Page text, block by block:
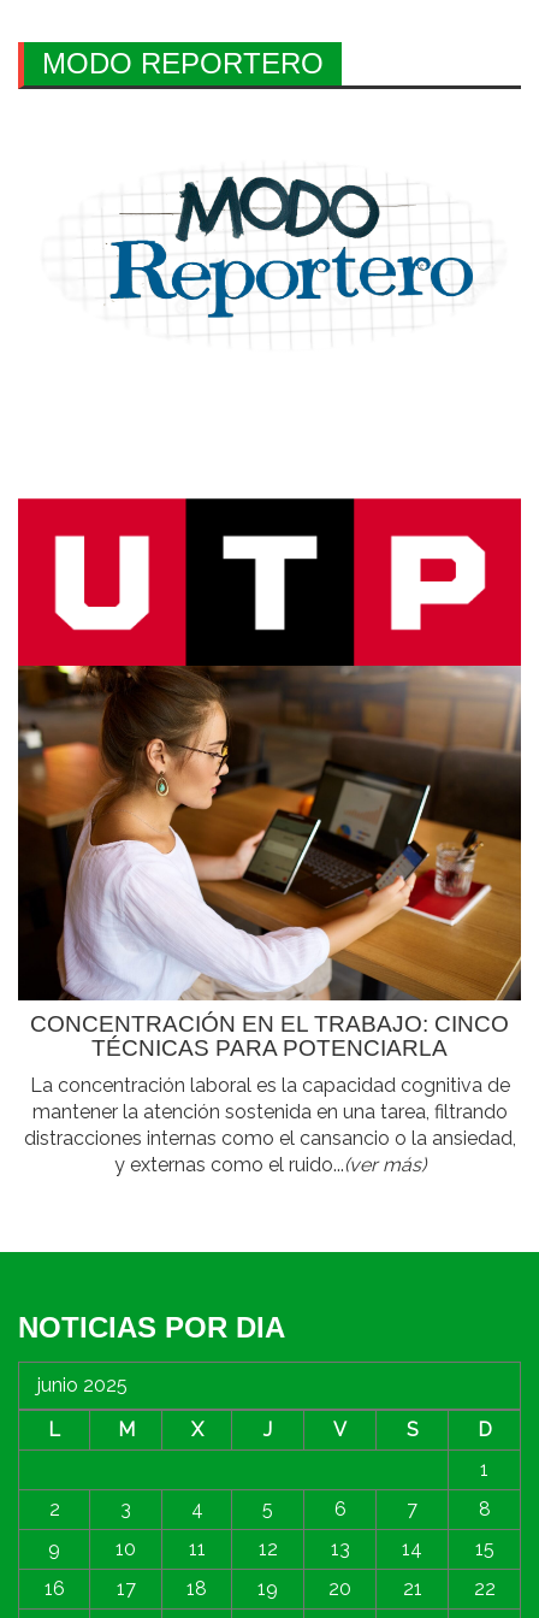
MODO REPORTERO
CONCENTRACIÓN EN EL TRABAJO: CINCO
TÉCNICAS PARA POTENCIARLA
La concentración laboral es la capacidad cognitiva de
mantener la atención sostenida en una tarea, filtrando
distracciones internas como el cansancio o la ansiedad,
y externas como el ruido...(ver más)
NOTICIAS POR DIA
junio 2025
L
M X J V S
D
1
2
3 4 5 6 7
8
9
10 11 12 13 14
15
16
17 18 19 20 21
22